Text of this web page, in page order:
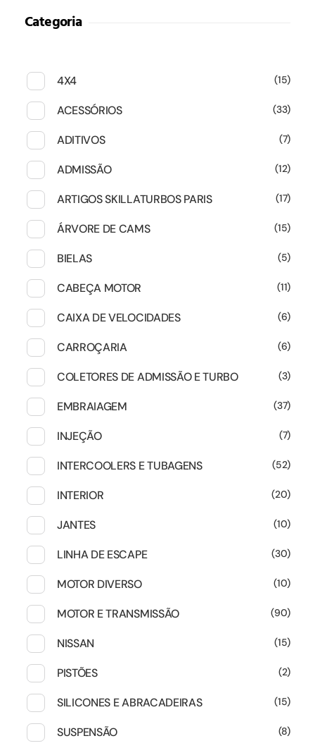
Categoria
4X4 15
ACESSÓRIOS 33
ADITIVOS 7
ADMISSÃO 12
ARTIGOS SKILLATURBOS PARIS 17
ÁRVORE DE CAMS 15
BIELAS 5
CABEÇA MOTOR 11
CAIXA DE VELOCIDADES 6
CARROÇARIA 6
COLETORES DE ADMISSÃO E TURBO 3
EMBRAIAGEM 37
INJEÇÃO 7
INTERCOOLERS E TUBAGENS 52
INTERIOR 20
JANTES 10
LINHA DE ESCAPE 30
MOTOR DIVERSO 10
MOTOR E TRANSMISSÃO 90
NISSAN 15
PISTÕES 2
SILICONES E ABRACADEIRAS 15
SUSPENSÃO 8